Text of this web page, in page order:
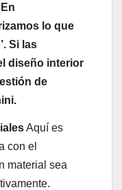
lo que
Si las
diseño interior
de
Aquí es
con el
material sea